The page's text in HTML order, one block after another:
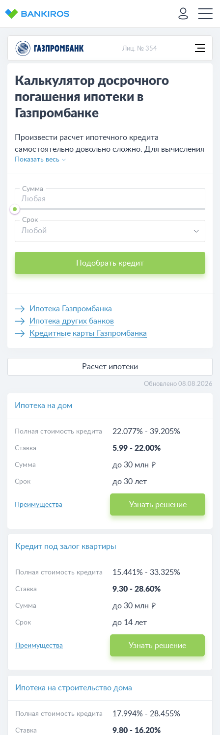
Лиц. № 354
Калькулятор досрочного
погашения ипотеки в
Газпромбанке
Произвести расчет ипотечного кредита
самостоятельно довольно сложно. Для вычисления
ипотеки на калькуляторе досрочного погашения
странице. В 2026 году здесь же можно оставить
заявку по одной из программ рефинансирования
или кредитования Газпромбанка по ставке от 5.99
процентов в год с лимитом до 80000000 рублей.
Взять средства можно удаленно на основании
онлайн-запроса.
Показать весь
Сумма
Срок
Любой
Подобрать кредит
Ипотека Газпромбанка
Ипотека других банков
Кредитные карты Газпромбанка
Расчет ипотеки
Обновлено 08.08.2026
Ипотека на дом
Полная стоимость кредита 22.077% - 39.205%
Ставка 5.99 - 22.00%
Сумма до 30 млн
Срок до 30 лет
Преимущества Узнать решение
Кредит под залог квартиры
Полная стоимость кредита 15.441% - 33.325%
Ставка 9.30 - 28.60%
Сумма до 30 млн
Срок до 14 лет
Преимущества Узнать решение
Ипотека на строительство дома
Полная стоимость кредита 17.994% - 28.455%
Ставка 9.80 - 16.20%